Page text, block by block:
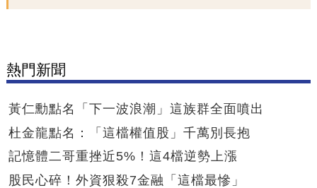
熱門新聞
黃仁勳點名「下一波浪潮」這族群全面噴出
杜金龍點名：「這檔權值股」千萬別長抱
記憶體二哥重挫近5%！這4檔逆勢上漲
股民心碎！外資狠殺7金融「這檔最慘」